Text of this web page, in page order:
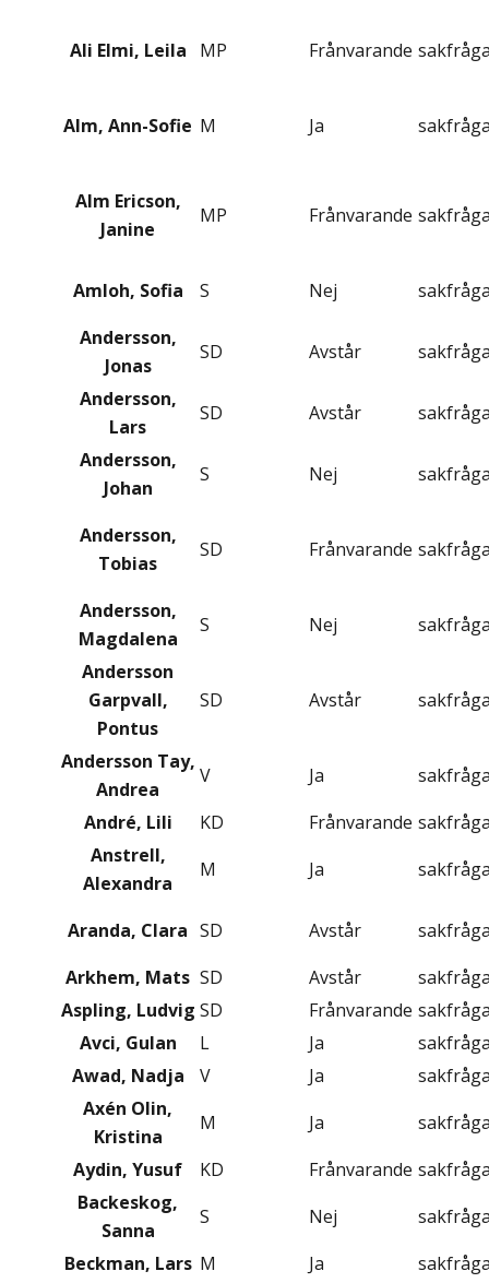
Ali Elmi, Leila MP Frånvarande
Alm, Ann-Sofie M Ja
Alm Ericson,
Janine
MP Frånvarande
Amloh, Sofia S Nej
Andersson,
Jonas
SD Avstår
Andersson,
Lars
SD Avstår
Andersson,
Johan
S Nej
Andersson,
Tobias
SD Frånvarande
Andersson,
Magdalena
S Nej
Andersson
Garpvall,
Pontus
SD Avstår
Andersson Tay,
Andrea
V Ja
André, Lili
KD Frånvarande
Anstrell,
Alexandra
M Ja
Aranda, Clara SD Avstår
Arkhem, Mats SD Avstår
Aspling, Ludvig SD Frånvarande
Avci, Gulan
L Ja
Awad, Nadja
V Ja
Axén Olin,
Kristina
M Ja
Aydin, Yusuf
KD Frånvarande
Backeskog,
Sanna
S Nej
Beckman, Lars M Ja